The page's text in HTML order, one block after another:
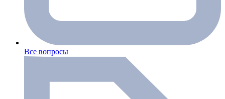
Все вопросы